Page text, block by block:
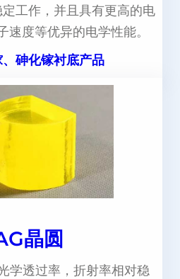
工作，并且具有更高的电
速度等优异的电学性能。
砷化镓衬底产品
晶圆
学透过率，折射率相对稳